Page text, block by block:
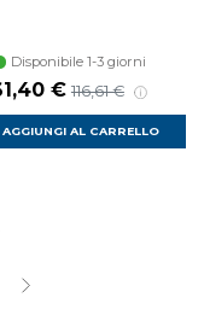
Disponibile 1-3 giorni
scontato
€ Prezzo di listino
116,61 €
AGGIUNGI AL CARRELLO